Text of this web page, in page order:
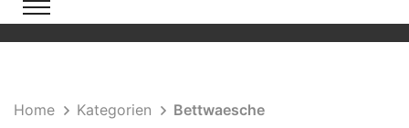
Home Kategorien
Bettwaesche